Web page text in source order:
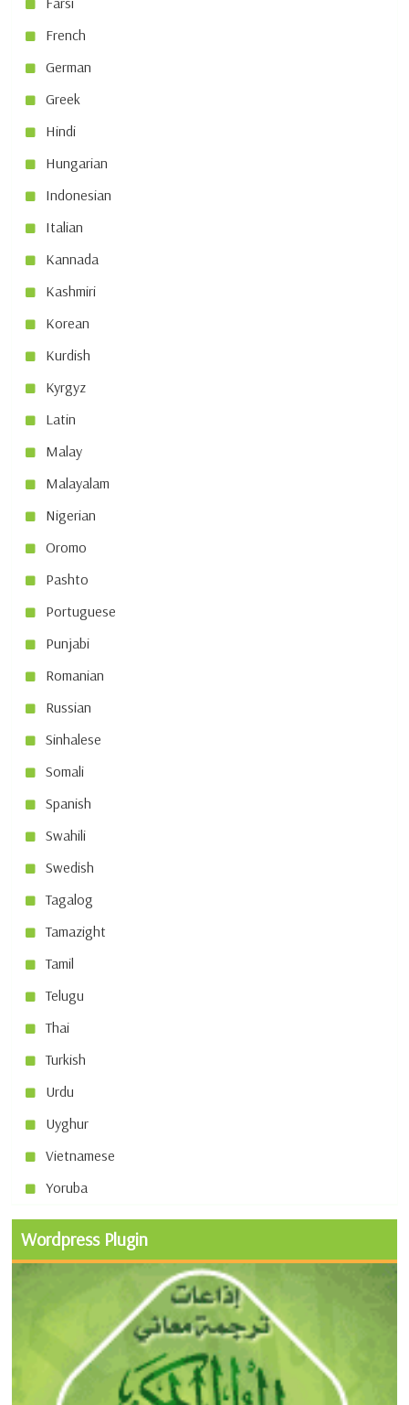
French
German
Greek
Hindi
Hungarian
Indonesian
Italian
Kannada
Kashmiri
Korean
Kurdish
Kyrgyz
Latin
Malay
Malayalam
Nigerian
Oromo
Pashto
Portuguese
Punjabi
Romanian
Russian
Sinhalese
Somali
Spanish
Swahili
Swedish
Tagalog
Tamazight
Tamil
Telugu
Thai
Turkish
Urdu
Uyghur
Vietnamese
Yoruba
Wordpress Plugin